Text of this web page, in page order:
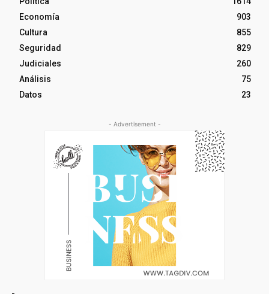
Economía
903
Cultura
855
Seguridad
829
Judiciales
260
Análisis
75
Datos
23
- Advertisement -